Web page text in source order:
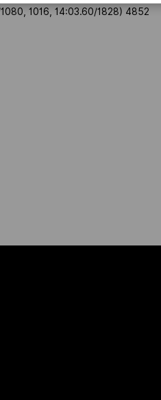
1016, 14:03.60/1828) 4852